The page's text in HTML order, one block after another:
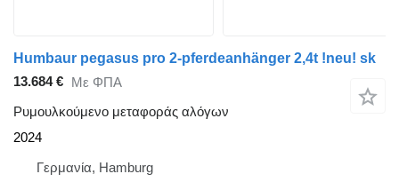
Humbaur pegasus pro 2-pferdeanhänger 2,4t !neu! sk
13.684 € Με ΦΠΑ
Ρυμουλκούμενο μεταφοράς αλόγων
2024
Γερμανία, Hamburg